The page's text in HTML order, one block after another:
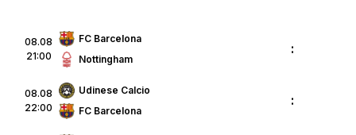
08.08
21:00
FC Barcelona
Nottingham
:
08.08
22:00
Udinese Calcio
FC Barcelona
: